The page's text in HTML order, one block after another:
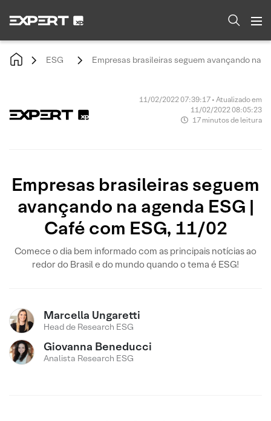
ESG Empresas brasileiras seguem avançando na
11/02/2022 07:39:17 • Atualizado em
11/02/2022 08:05:23
17 minutos de leitura
Empresas brasileiras seguem
avançando na agenda ESG |
Café com ESG, 11/02
Comece o dia bem informado com as principais notícias ao
redor do Brasil e do mundo quando o tema é ESG!
Marcella Ungaretti
Head de Research ESG
Giovanna Beneducci
Analista Research ESG